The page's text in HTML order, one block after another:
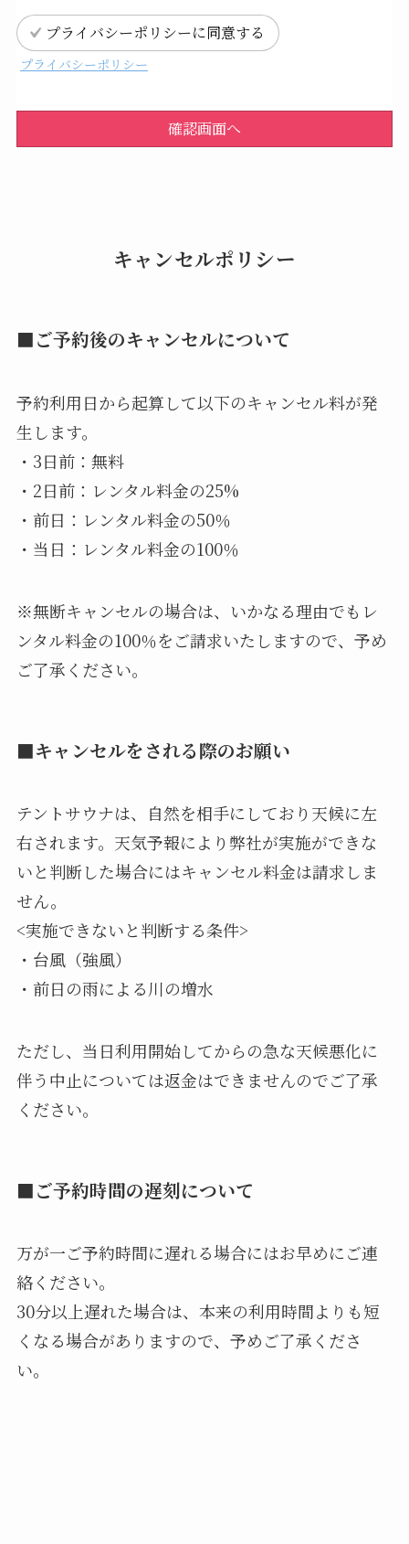
プライバシーポリシーに同意する
プライバシーポリシー
確認画面へ
キャンセルポリシー
■ご予約後のキャンセルについて
予約利用日から起算して以下のキャンセル料が発
生します。
・3日前：無料
・2日前：レンタル料金の25%
・前日：レンタル料金の50％
・当日：レンタル料金の100％
※無断キャンセルの場合は、いかなる理由でもレ
ンタル料金の100％をご請求いたしますので、予め
ご了承ください。
■キャンセルをされる際のお願い
テントサウナは、自然を相手にしており天候に左
右されます。天気予報により弊社が実施ができな
いと判断した場合にはキャンセル料金は請求しま
せん。
<実施できないと判断する条件>
・台風（強風）
・前日の雨による川の増水
ただし、当日利用開始してからの急な天候悪化に
伴う中止については返金はできませんのでご了承
ください。
■ご予約時間の遅刻について
万が一ご予約時間に遅れる場合にはお早めにご連
絡ください。
30分以上遅れた場合は、本来の利用時間よりも短
くなる場合がありますので、予めご了承くださ
い。